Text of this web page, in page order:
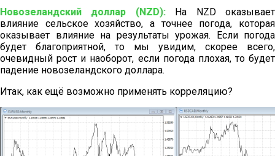
Новозеландский доллар (NZD):
На NZD оказывает
влияние сельское хозяйство, а точнее погода, которая
оказывает влияние на результаты урожая. Если погода
будет благоприятной, то мы увидим, скорее всего,
очевидный рост и наоборот, если погода плохая, то будет
падение новозеландского доллара.
Итак, как ещё возможно применять корреляцию?